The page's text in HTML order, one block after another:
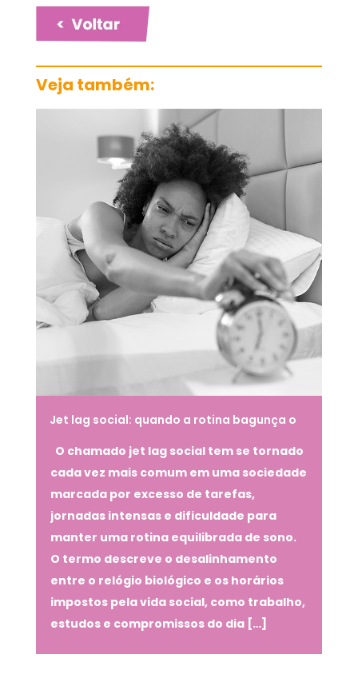
Veja também:
Jet lag social: quando a rotina bagunça o
O chamado jet lag social tem se tornado
cada vez mais comum em uma sociedade
marcada por excesso de tarefas,
jornadas intensas e dificuldade para
manter uma rotina equilibrada de sono.
O termo descreve o desalinhamento
entre o relógio biológico e os horários
impostos pela vida social, como trabalho,
estudos e compromissos do dia […]